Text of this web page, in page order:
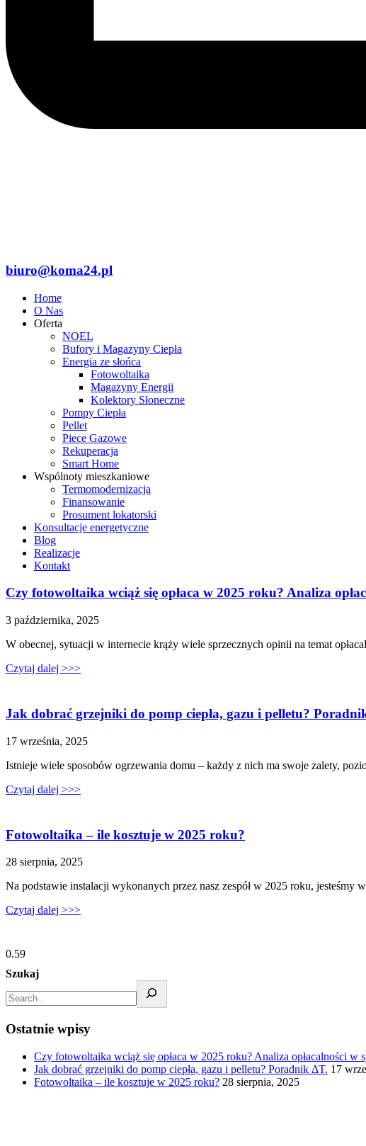
biuro@koma24.pl
Home
O Nas
Oferta
NOEL
Bufory i Magazyny Ciepła
Energia ze słońca
Fotowoltaika
Magazyny Energii
Kolektory Słoneczne
Pompy Ciepła
Pellet
Piece Gazowe
Rekuperacja
Smart Home
Wspólnoty mieszkaniowe
Termomodernizacja
Finansowanie
Prosument lokatorski
Konsultacje energetyczne
Blog
Realizacje
Kontakt
Czy fotowoltaika wciąż się opłaca w 2025 roku? Analiza
3 października, 2025
W obecnej, sytuacji w internecie krąży wiele sprzecznych opinii na temat
Czytaj dalej >>>
Jak dobrać grzejniki do pomp ciepła, gazu i pelletu?
17 września, 2025
Istnieje wiele sposobów ogrzewania domu – każdy z nich ma swoje zalety,
Czytaj dalej >>>
Fotowoltaika – ile kosztuje w 2025 roku?
28 sierpnia, 2025
Na podstawie instalacji wykonanych przez nasz zespół w 2025 roku,
Czytaj dalej >>>
Szukaj
Ostatnie wpisy
Czy fotowoltaika wciąż się opłaca w 2025 roku? Analiza opłacalności w
Jak dobrać grzejniki do pomp ciepła, gazu i pelletu? Poradnik ΔT. 17
Fotowoltaika – ile kosztuje w 2025 roku? 28 sierpnia, 2025